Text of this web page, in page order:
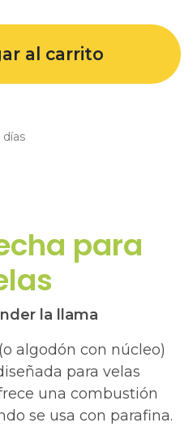
al carrito
para
la llama
algodón con núcleo)
para velas
una combustión
se usa con parafina.